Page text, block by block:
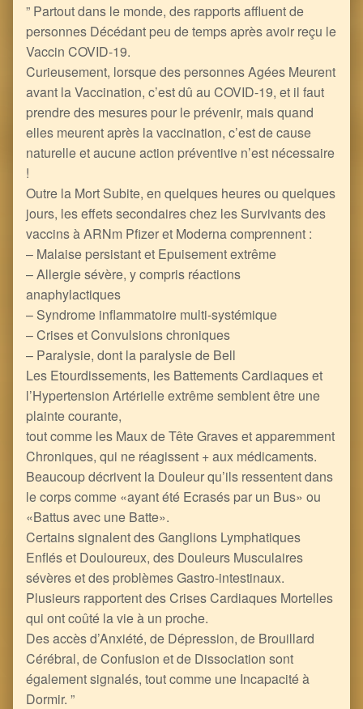
” Partout dans le monde, des rapports affluent de
personnes Décédant peu de temps après avoir reçu le
Vaccin COVID-19.
Curieusement, lorsque des personnes Agées Meurent
avant la Vaccination, c’est dû au COVID-19, et il faut
prendre des mesures pour le prévenir, mais quand
elles meurent après la vaccination, c’est de cause
naturelle et aucune action préventive n’est nécessaire
!
Outre la Mort Subite, en quelques heures ou quelques
jours, les effets secondaires chez les Survivants des
vaccins à ARNm Pfizer et Moderna comprennent :
– Malaise persistant et Epuisement extrême
– Allergie sévère, y compris réactions
anaphylactiques
– Syndrome inflammatoire multi-systémique
– Crises et Convulsions chroniques
– Paralysie, dont la paralysie de Bell
Les Etourdissements, les Battements Cardiaques et
l’Hypertension Artérielle extrême semblent être une
plainte courante,
tout comme les Maux de Tête Graves et apparemment
Chroniques, qui ne réagissent + aux médicaments.
Beaucoup décrivent la Douleur qu’ils ressentent dans
le corps comme «ayant été Ecrasés par un Bus» ou
«Battus avec une Batte».
Certains signalent des Ganglions Lymphatiques
Enflés et Douloureux, des Douleurs Musculaires
sévères et des problèmes Gastro-intestinaux.
Plusieurs rapportent des Crises Cardiaques Mortelles
qui ont coûté la vie à un proche.
Des accès d’Anxiété, de Dépression, de Brouillard
Cérébral, de Confusion et de Dissociation sont
également signalés, tout comme une Incapacité à
Dormir. ”